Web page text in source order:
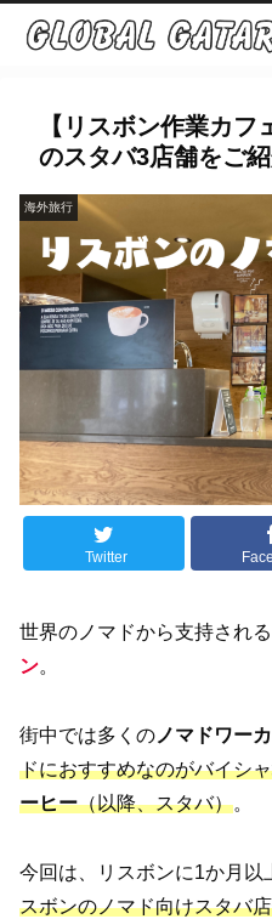
【リスボン作業カ
のスタバ3店舗をご
海外旅行
Twitter
世界のノマドから支持され
ン。
街中では多くの ノマドワー
ドにおすすめなのがバイシ
ーヒー（以降、スタバ）。
今回は、リスボンに1か月以
スボンのノマド向けスタバ